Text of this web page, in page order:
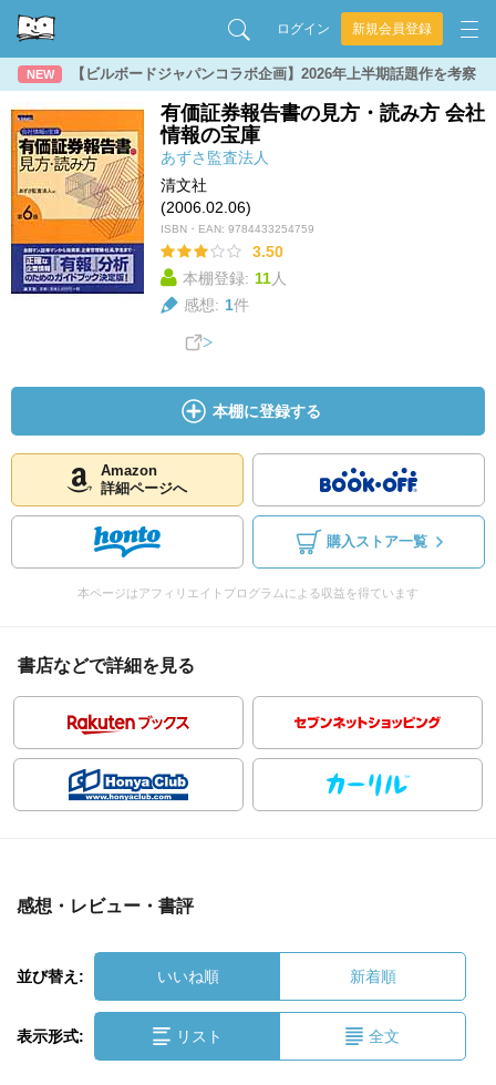
ログイン 新規会員登録
NEW 【ビルボードジャパンコラボ企画】2026年上半期話題作を考察
有価証券報告書の見方・読み方 会社
情報の宝庫
あずさ監査法人
清文社
(2006.02.06)
ISBN・EAN: 9784433254759
3.50
本棚登録: 11人
感想: 1件
本棚に登録する
Amazon
詳細ページへ
購入ストア一覧
本ページはアフィリエイトプログラムによる収益を得ています
書店などで詳細を見る
感想・レビュー・書評
並び替え: いいね順 新着順
表示形式: リスト 全文